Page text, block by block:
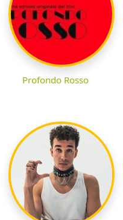
Profondo Rosso